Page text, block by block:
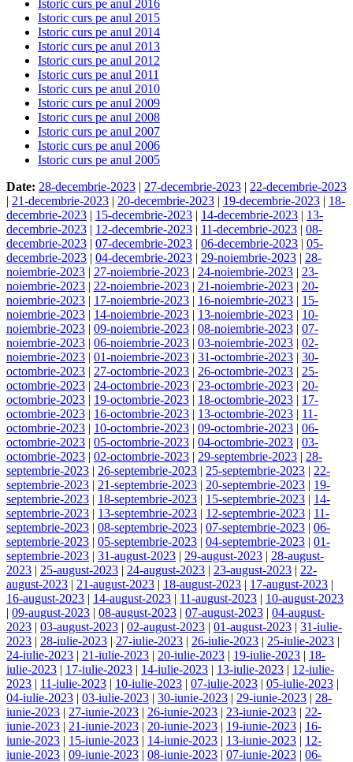
Istoric curs pe anul 2016
Istoric curs pe anul 2015
Istoric curs pe anul 2014
Istoric curs pe anul 2013
Istoric curs pe anul 2012
Istoric curs pe anul 2011
Istoric curs pe anul 2010
Istoric curs pe anul 2009
Istoric curs pe anul 2008
Istoric curs pe anul 2007
Istoric curs pe anul 2006
Istoric curs pe anul 2005
Date: 28-decembrie-2023 | 27-decembrie-2023 | 22-decembrie-2023
| 21-decembrie-2023 | 20-decembrie-2023 | 19-decembrie-2023 | 18-
decembrie-2023 | 15-decembrie-2023 | 14-decembrie-2023 | 13-
decembrie-2023 | 12-decembrie-2023 | 11-decembrie-2023 | 08-
decembrie-2023 | 07-decembrie-2023 | 06-decembrie-2023 | 05-
decembrie-2023 | 04-decembrie-2023 | 29-noiembrie-2023 | 28-
noiembrie-2023 | 27-noiembrie-2023 | 24-noiembrie-2023 | 23-
noiembrie-2023 | 22-noiembrie-2023 | 21-noiembrie-2023 | 20-
noiembrie-2023 | 17-noiembrie-2023 | 16-noiembrie-2023 | 15-
noiembrie-2023 | 14-noiembrie-2023 | 13-noiembrie-2023 | 10-
noiembrie-2023 | 09-noiembrie-2023 | 08-noiembrie-2023 | 07-
noiembrie-2023 | 06-noiembrie-2023 | 03-noiembrie-2023 | 02-
noiembrie-2023 | 01-noiembrie-2023 | 31-octombrie-2023 | 30-
octombrie-2023 | 27-octombrie-2023 | 26-octombrie-2023 | 25-
octombrie-2023 | 24-octombrie-2023 | 23-octombrie-2023 | 20-
octombrie-2023 | 19-octombrie-2023 | 18-octombrie-2023 | 17-
octombrie-2023 | 16-octombrie-2023 | 13-octombrie-2023 | 11-
octombrie-2023 | 10-octombrie-2023 | 09-octombrie-2023 | 06-
octombrie-2023 | 05-octombrie-2023 | 04-octombrie-2023 | 03-
octombrie-2023 | 02-octombrie-2023 | 29-septembrie-2023 | 28-
septembrie-2023 | 26-septembrie-2023 | 25-septembrie-2023 | 22-
septembrie-2023 | 21-septembrie-2023 | 20-septembrie-2023 | 19-
septembrie-2023 | 18-septembrie-2023 | 15-septembrie-2023 | 14-
septembrie-2023 | 13-septembrie-2023 | 12-septembrie-2023 | 11-
septembrie-2023 | 08-septembrie-2023 | 07-septembrie-2023 | 06-
septembrie-2023 | 05-septembrie-2023 | 04-septembrie-2023 | 01-
septembrie-2023 | 31-august-2023 | 29-august-2023 | 28-august-
2023 | 25-august-2023 | 24-august-2023 | 23-august-2023 | 22-
august-2023 | 21-august-2023 | 18-august-2023 | 17-august-2023 |
16-august-2023 | 14-august-2023 | 11-august-2023 | 10-august-2023
| 09-august-2023 | 08-august-2023 | 07-august-2023 | 04-august-
2023 | 03-august-2023 | 02-august-2023 | 01-august-2023 | 31-iulie-
2023 | 28-iulie-2023 | 27-iulie-2023 | 26-iulie-2023 | 25-iulie-2023 |
24-iulie-2023 | 21-iulie-2023 | 20-iulie-2023 | 19-iulie-2023 | 18-
iulie-2023 | 17-iulie-2023 | 14-iulie-2023 | 13-iulie-2023 | 12-iulie-
2023 | 11-iulie-2023 | 10-iulie-2023 | 07-iulie-2023 | 05-iulie-2023 |
04-iulie-2023 | 03-iulie-2023 | 30-iunie-2023 | 29-iunie-2023 | 28-
iunie-2023 | 27-iunie-2023 | 26-iunie-2023 | 23-iunie-2023 | 22-
iunie-2023 | 21-iunie-2023 | 20-iunie-2023 | 19-iunie-2023 | 16-
iunie-2023 | 15-iunie-2023 | 14-iunie-2023 | 13-iunie-2023 | 12-
iunie-2023 | 09-iunie-2023 | 08-iunie-2023 | 07-iunie-2023 | 06-